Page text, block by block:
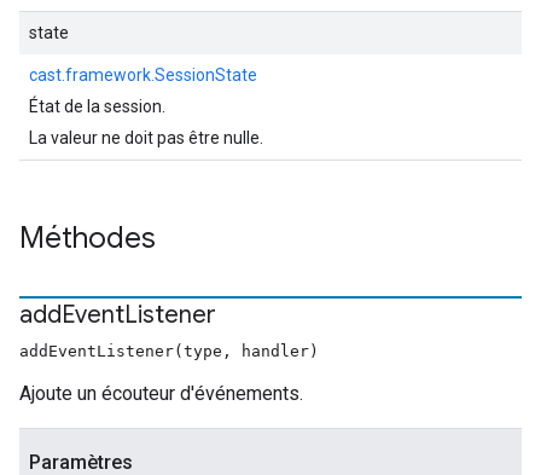
state
cast.framework.SessionState
État de la session.
La valeur ne doit pas être nulle.
Méthodes
addEventListener
addEventListener(type, handler)
Ajoute un écouteur d'événements.
Paramètres